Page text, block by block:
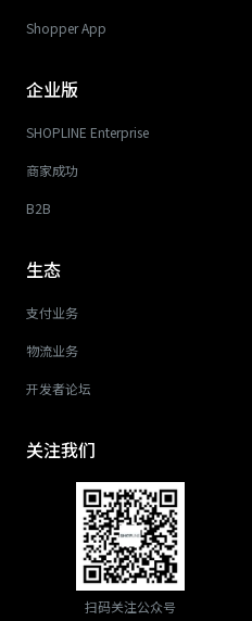
Shopper App
企业版
SHOPLINE Enterprise
商家成功
B2B
生态
支付业务
物流业务
开发者论坛
关注我们
扫码关注公众号